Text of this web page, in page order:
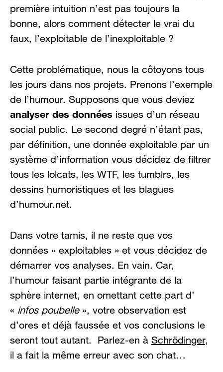
première intuition n’est pas toujours la
bonne, alors comment détecter le vrai du
faux, l’exploitable de l’inexploitable ?
Cette problématique, nous la côtoyons tous
les jours dans nos projets. Prenons l’exemple
de l’humour. Supposons que vous deviez
analyser des données issues d’un réseau
social public. Le second degré n’étant pas,
par définition, une donnée exploitable par un
système d’information vous décidez de filtrer
tous les lolcats, les WTF, les tumblrs, les
dessins humoristiques et les blagues
d’humour.net.
Dans votre tamis, il ne reste que vos
données « exploitables » et vous décidez de
démarrer vos analyses. En vain. Car,
l’humour faisant partie intégrante de la
sphère internet, en omettant cette part d’
« infos poubelle», votre observation est
d’ores et déjà faussée et vos conclusions le
seront tout autant. Parlez-en à Schrödinger,
il a fait la même erreur avec son chat…